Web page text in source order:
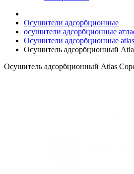
Осушители адсорбционные
осушители адсорбционные
Осушители адсорбционные
Осушитель адсорбционный
Осушитель адсорбционный Atlas